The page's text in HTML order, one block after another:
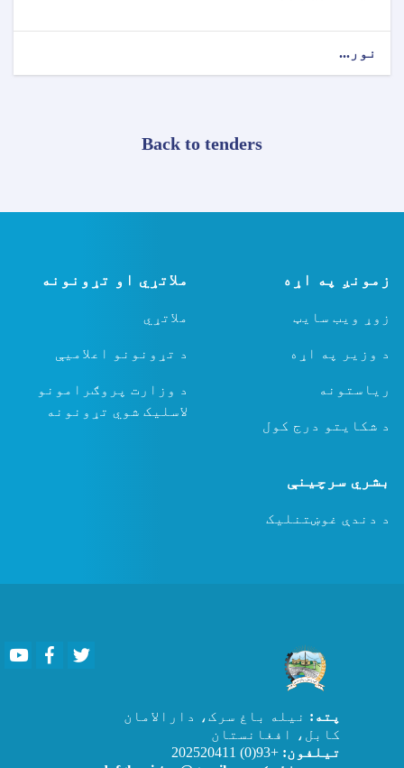
نور...
Back to tenders
زمونږ په اړه
زوړ ویب سایټ
د وزیر په اړه
ریاستونه
د شکایتو درج کول
ملاتړي او تړونونه
ملاتړي
د تړونونو اعلامیې
د وزارت پروګرامونو
لاسلیک شوي تړونونه
بشري سرچینې
د دندې غوښتنلیک
YoutubeFacebook
پته: نیله باغ سرک، دارالامان
کابل، افغانستان
تیلفون: +93(0) 202520411